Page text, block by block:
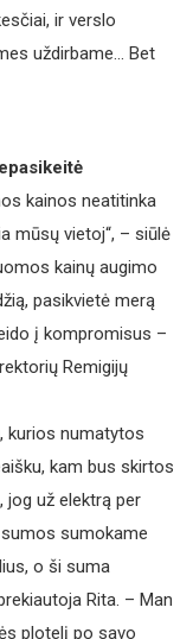
ir verslo
uždirbame… Bet
kainos neatitinka
mūsų vietoj“, – siūlė
kainų augimo
pasikvietė merą
į kompromisus –
Remigijų
kurios numatytos
kam bus skirtos
už elektrą per
sumokame
o ši suma
Rita. – Man
plotelį po savo